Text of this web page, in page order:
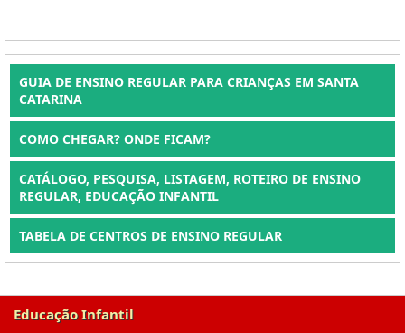
GUIA DE ENSINO REGULAR PARA CRIANÇAS EM SANTA
CATARINA
COMO CHEGAR? ONDE FICAM?
CATÁLOGO, PESQUISA, LISTAGEM, ROTEIRO DE ENSINO
REGULAR, EDUCAÇÃO INFANTIL
TABELA DE CENTROS DE ENSINO REGULAR
Educação Infantil